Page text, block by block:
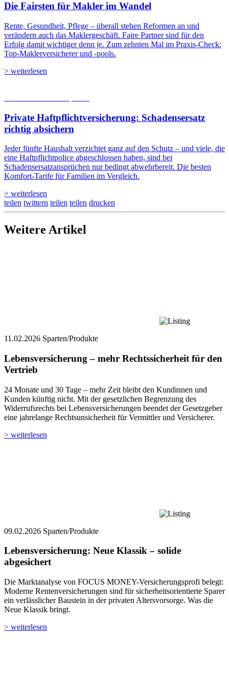
Die Fairsten für Makler im Wandel
Rente, Gesundheit, Pflege – überall stehen Reformen an und
verändern auch das Maklergeschäft. Faire Partner sind für den
Erfolg damit wichtiger denn je. Zum zehnten Mal im Praxis-Check:
Top-Maklerversicherer und -pools.
> weiterlesen
Private Haftpflicht­versicherung: Schadensersatz
richtig absichern
Jeder fünfte Haushalt verzichtet ganz auf den Schutz – und viele, die
eine Haftpflichtpolice abgeschlossen haben, sind bei
Schadensersatzansprüchen nur bedingt abwehrbereit. Die besten
Komfort-Tarife für Familien im Vergleich.
> weiterlesen
teilen twittern teilen teilen drucken
Weitere Artikel
11.02.2026 Sparten/Produkte
Lebensversicherung – mehr Rechtssicherheit für den
Vertrieb
24 Monate und 30 Tage – mehr Zeit bleibt den Kundinnen und
Kunden künftig nicht. Mit der gesetzlichen Begrenzung des
Widerrufsrechts bei Lebensversicherungen beendet der Gesetzgeber
eine jahrelange Rechtsunsicherheit für Vermittler und Versicherer.
> weiterlesen
09.02.2026 Sparten/Produkte
Lebensversicherung: Neue Klassik – solide
abgesichert
Die Marktanalyse von FOCUS MONEY-Versicherungsprofi belegt:
Moderne Rentenversicherungen sind für sicherheitsorientierte Sparer
ein verlässlicher Baustein in der privaten Altersvorsorge. Was die
Neue Klassik bringt.
> weiterlesen